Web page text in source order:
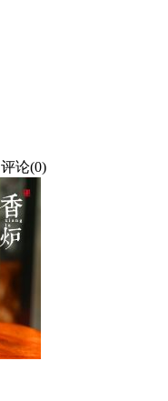
评论(0)